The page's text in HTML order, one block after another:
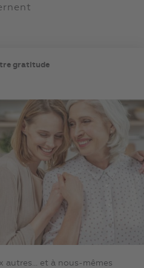
gratitude
autres… et à nous-mêmes